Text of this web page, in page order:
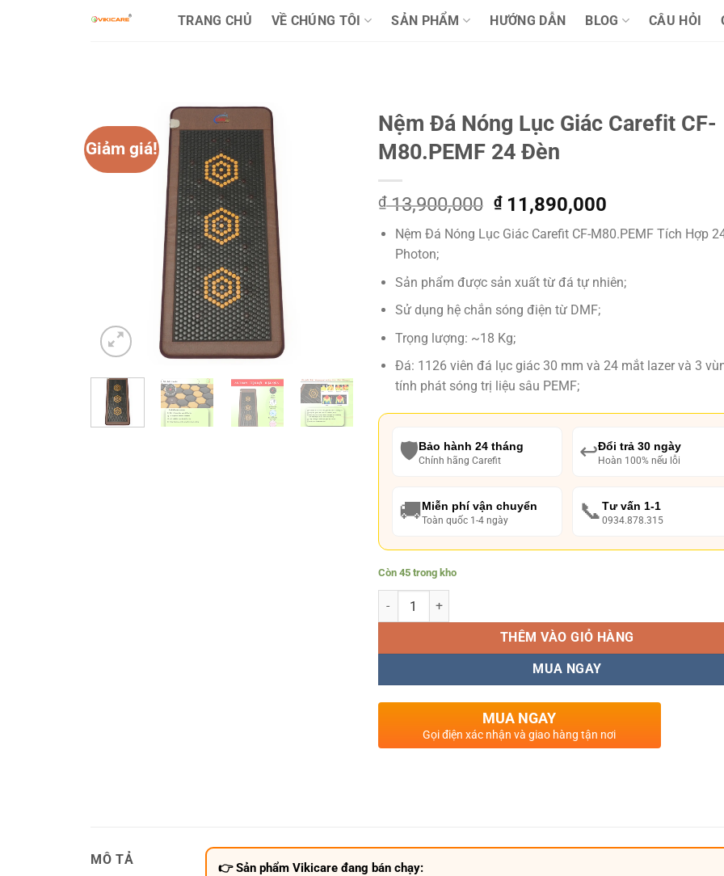
TRANG CHỦ VỀ CHÚNG TÔI SẢN PHẨM HƯỚNG DẪN BLOG CÂU HỎI
Giảm giá!
Nệm Đá Nóng Lục Giác Carefit CF-
M80.PEMF 24 Đèn
₫13,900,000 Giá
gốc
là:
₫11,890,000
hiện
tại
₫
Nệm Đá Nóng Lục Giác Carefit CF-M80.PEMF Tích Hợp
Photon;
Sản phẩm được sản xuất từ đá tự nhiên;
Sử dụng hệ chắn sóng điện từ DMF;
Trọng lượng: ~18 Kg;
Đá: 1126 viên đá lục giác 30 mm và 24 mắt lazer và 3
tính phát sóng trị liệu sâu PEMF;
🛡️Bảo hành 24 tháng
Chính hãng Carefit ↩️Đổi trả 30 ngày
Hoàn 100% nếu lỗi
🚚Miễn phí vận chuyển
Toàn quốc 1-4 ngày 📞Tư vấn 1-1
0934.878.315
Còn 45 trong kho
Số lượng
THÊM VÀO GIỎ HÀNG
MUA NGAY
MUA NGAY
Gọi điện xác nhận và giao hàng tận nơi
MÔ TẢ
👉 Sản phẩm Vikicare đang bán chạy: